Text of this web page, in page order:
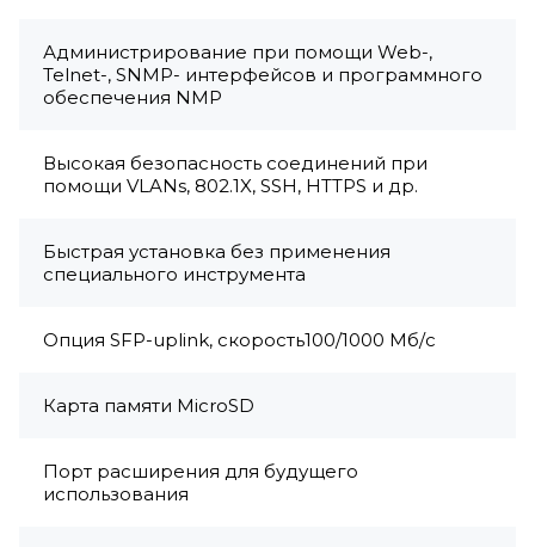
Администрирование при помощи Web-,
Telnet-, SNMP- интерфейсов и программного
обеспечения NMP
Высокая безопасность соединений при
помощи VLANs, 802.1X, SSH, HTTPS и др.
Быстрая установка без применения
специального инструмента
Опция SFP-uplink, скорость100/1000 Mб/с
Карта памяти MicroSD
Порт расширения для будущего
использования